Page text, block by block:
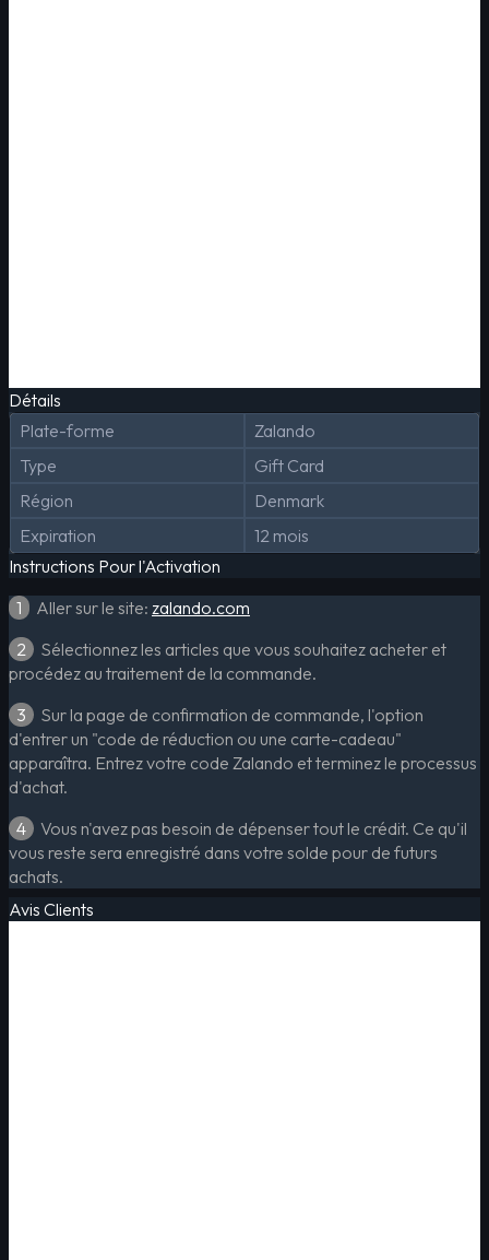
Détails
Plate-forme
Zalando
Type
Gift Card
Région
Denmark
Expiration
12 mois
Instructions Pour l'Activation
1
Aller sur le site: zalando.com
2
Sélectionnez les articles que vous souhaitez acheter et
procédez au traitement de la commande.
3
Sur la page de confirmation de commande, l'option
d'entrer un "code de réduction ou une carte-cadeau"
apparaîtra. Entrez votre code Zalando et terminez le processus
d'achat.
4
Vous n'avez pas besoin de dépenser tout le crédit. Ce qu'il
vous reste sera enregistré dans votre solde pour de futurs
achats.
Avis Clients